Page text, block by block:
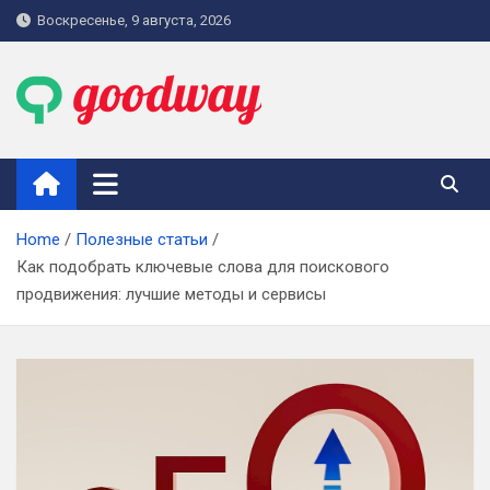
Skip
to
Воскресенье, 9 августа, 2026
goodway.com.ua
Home
Полезные статьи
Как подобрать ключевые слова для поискового
продвижения: лучшие методы и сервисы